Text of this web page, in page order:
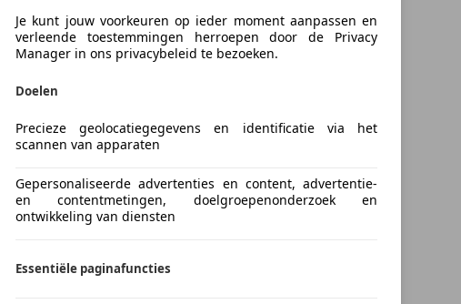
Je kunt jouw voorkeuren op ieder moment aanpassen en
verleende toestemmingen herroepen door de Privacy
Manager in ons privacybeleid te bezoeken.
Doelen
Precieze geolocatiegegevens en identificatie via het
scannen van apparaten
Gepersonaliseerde advertenties en content, advertentie-
en contentmetingen, doelgroepenonderzoek en
ontwikkeling van diensten
Essentiële paginafuncties